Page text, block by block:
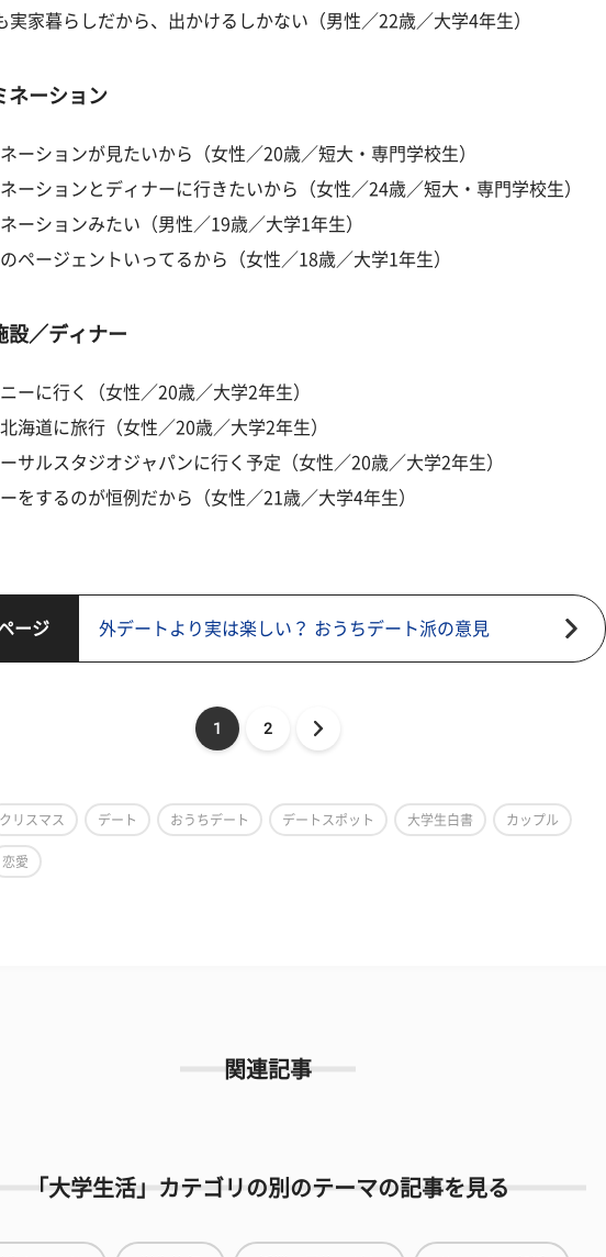
実家暮らしだから、出かけるしかない（男性／22歳／大学4年生）
ーション
ネーションが見たいから（女性／20歳／短大・専門学校生）
ネーションとディナーに行きたいから（女性／24歳／短大・専門学校生）
ネーションみたい（男性／19歳／大学1年生）
のページェントいってるから（女性／18歳／大学1年生）
／ディナー
ーに行く（女性／20歳／大学2年生）
海道に旅行（女性／20歳／大学2年生）
ーサルスタジオジャパンに行く予定（女性／20歳／大学2年生）
ーをするのが恒例だから（女性／21歳／大学4年生）
ージ 外デートより実は楽しい？ おうちデート派の意見
1 2
クリスマス デート おうちデート デートスポット 大学生白書 カップル
恋愛
関連記事
「大学生活」カテゴリの別のテーマの記事を見る